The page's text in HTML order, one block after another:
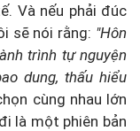
Và nếu phải đúc
sẽ nói rằng: "Hôn
trình tự nguyện
dung, thấu hiểu
cùng nhau lớn
là một phiên bản